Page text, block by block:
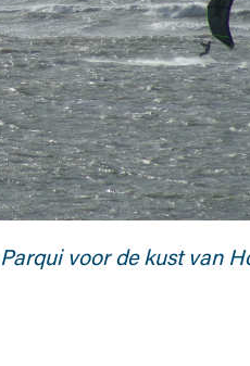
voor de kust van